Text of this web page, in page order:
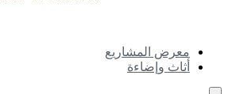
معرض المشاريع
أثاث وإضاءة